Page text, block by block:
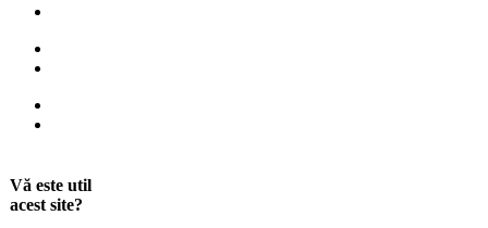
Vă este util
acest site?